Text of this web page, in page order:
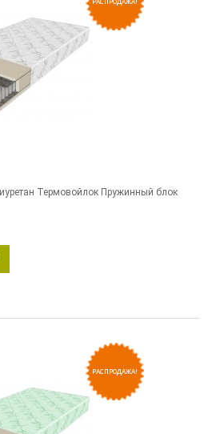
Термовойлок Пружинный блок
РАСПРОДАЖА!